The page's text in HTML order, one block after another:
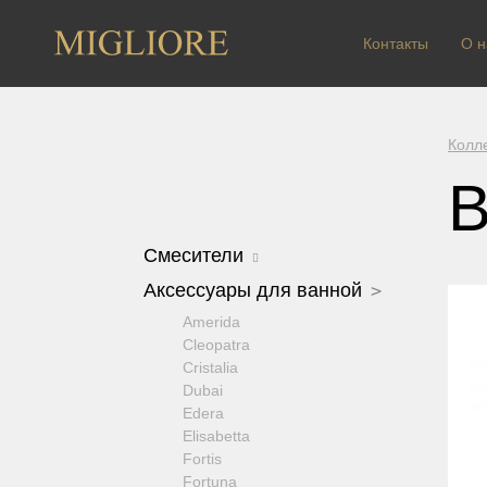
Контакты О
Смесители
Arcadia
Bomond
Cristalia Crystal
Dallas
Ermitage
Ermitage Mini
Fortis OLD
Fortis New
Аксессуары для ванной
Amerida
Cleopatra
Cristalia
Dubai
Edera
Elisabetta
Fortis
Fortuna